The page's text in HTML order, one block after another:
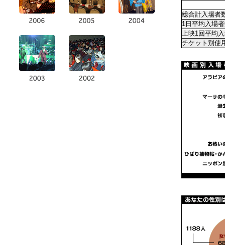
総合計入場者
1日平均入場
上映1回平均
チケット別使